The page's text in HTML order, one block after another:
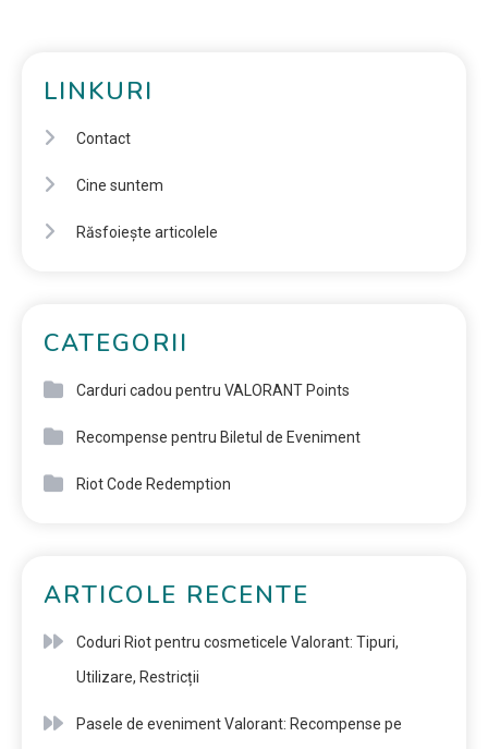
LINKURI
Contact
Cine suntem
Răsfoiește articolele
CATEGORII
Carduri cadou pentru VALORANT Points
Recompense pentru Biletul de Eveniment
Riot Code Redemption
ARTICOLE RECENTE
Coduri Riot pentru cosmeticele Valorant: Tipuri,
Utilizare, Restricții
Pasele de eveniment Valorant: Recompense pe